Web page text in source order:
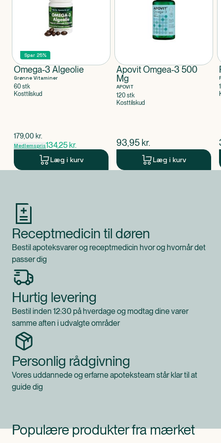
Dispenseringsform
Spar 25%
Omega-3 Algeolie
Grønne Vitaminer
60 stk
Kosttilskud
$gammel pris
179,00 kr.
Medlemspris134,25 kr.
Læg i kurv
Apovit Omgea-3 500
Mg
APOVIT
120 stk
Kosttilskud
$nuværende pris
93,95 kr.
Læg i kurv
Receptmedicin til døren
Bestil apoteksvarer og receptmedicin hvor og hvornår det
passer dig
Hurtig levering
Bestil inden 12:30 på hverdage og modtag dine varer
samme aften i udvalgte områder
Personlig rådgivning
Vores uddannede og erfarne apoteksteam står klar til at
guide dig
Populære produkter fra mærket